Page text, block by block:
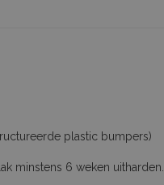
plastic bumpers)
minstens 6 weken uitharden.